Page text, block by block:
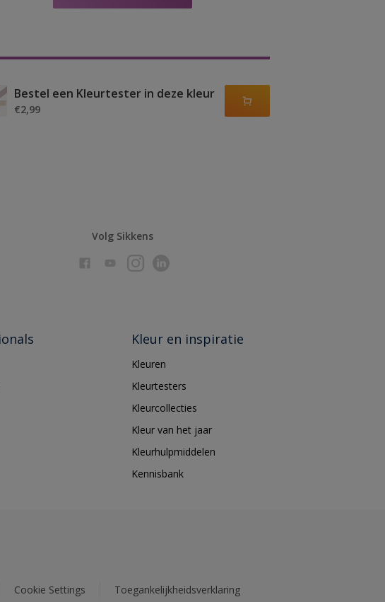
Bestel een Kleurtester in deze kleur
€2,99
Volg Sikkens
Kleur en inspiratie
Kleuren
Kleurtesters
Kleurcollecties
Kleur van het jaar
Kleurhulpmiddelen
Kennisbank
Cookie Settings Toegankelijkheidsverklaring